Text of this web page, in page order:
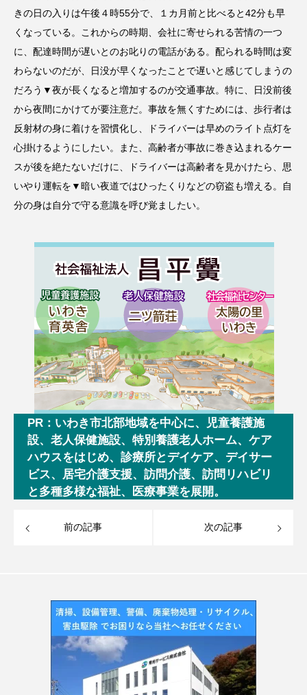
きの日の入りは午後４時55分で、１カ月前と比べると42分も早
くなっている。これからの時期、会社に寄せられる苦情の一つ
に、配達時間が遅いとのお叱りの電話がある。配られる時間は変
わらないのだが、日没が早くなったことで遅いと感じてしまうの
だろう▼夜が長くなると増加するのが交通事故。特に、日没前後
から夜間にかけてが要注意だ。事故を無くすためには、歩行者は
反射材の身に着けを習慣化し、ドライバーは早めのライト点灯を
心掛けるようにしたい。また、高齢者が事故に巻き込まれるケー
スが後を絶たないだけに、ドライバーは高齢者を見かけたら、思
いやり運転を▼暗い夜道ではひったくりなどの窃盗も増える。自
分の身は自分で守る意識を呼び覚ましたい。
PR：いわき市北部地域を中心に、児童養護施
設、老人保健施設、特別養護老人ホーム、ケア
ハウスをはじめ、診療所とデイケア、デイサー
ビス、居宅介護支援、訪問介護、訪問リハビリ
と多種多様な福祉、医療事業を展開。
前の記事 次の記事